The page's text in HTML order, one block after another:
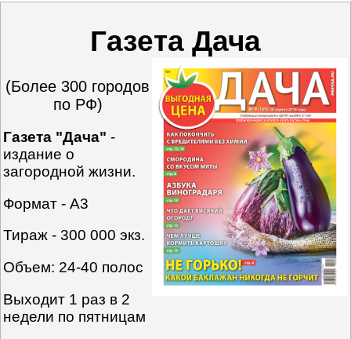
Газета Дача
(Более 300 городов
по РФ)
Газета "Дача" -
издание о
загородной жизни.
Формат - А3
Тираж - 300 000 экз.
Объем: 24-40 полос
Выходит 1 раз в 2
недели по пятницам